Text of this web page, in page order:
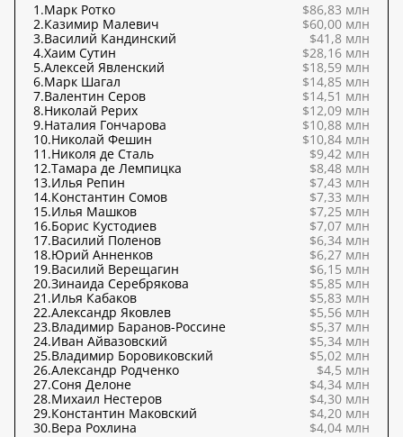
1.Марк Ротко
$86,83 млн
2.Казимир Малевич
$60,00 млн
3.Василий Кандинский
$41,8 млн
4.Хаим Сутин
$28,16 млн
5.Алексей Явленский
$18,59 млн
6.Марк Шагал
$14,85 млн
7.Валентин Серов
$14,51 млн
8.Николай Рерих
$12,09 млн
9.Наталия Гончарова
$10,88 млн
10.Николай Фешин
$10,84 млн
11.Николя де Сталь
$9,42 млн
12.Тамара де Лемпицка
$8,48 млн
13.Илья Репин
$7,43 млн
14.Константин Сомов
$7,33 млн
15.Илья Машков
$7,25 млн
16.Борис Кустодиев
$7,07 млн
17.Василий Поленов
$6,34 млн
18.Юрий Анненков
$6,27 млн
19.Василий Верещагин
$6,15 млн
20.Зинаида Серебрякова
$5,85 млн
21.Илья Кабаков
$5,83 млн
22.Александр Яковлев
$5,56 млн
23.Владимир Баранов-Россине
$5,37 млн
24.Иван Айвазовский
$5,34 млн
25.Владимир Боровиковский
$5,02 млн
26.Александр Родченко
$4,5 млн
27.Соня Делоне
$4,34 млн
28.Михаил Нестеров
$4,30 млн
29.Константин Маковский
$4,20 млн
30.Вера Рохлина $4,04 млн